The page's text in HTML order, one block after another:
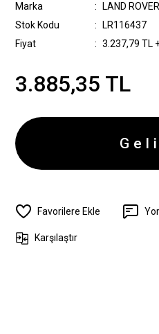
Marka
LAND ROVER
Stok Kodu
LR116437
Fiyat
3.237,79 TL
3.885,35 TL
Karşılaştır